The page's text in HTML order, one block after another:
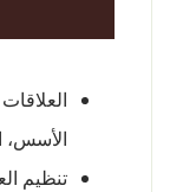
الأسس،
تنظيم